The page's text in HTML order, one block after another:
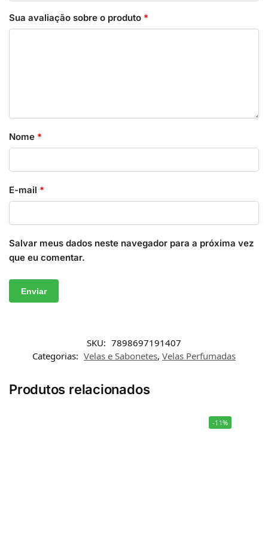
Sua avaliação sobre o produto *
Nome *
E-mail *
Salvar meus dados neste navegador para a próxima vez
que eu comentar.
SKU: 7898697191407
Categorias: Velas e Sabonetes, Velas Perfumadas
Produtos relacionados
-11%